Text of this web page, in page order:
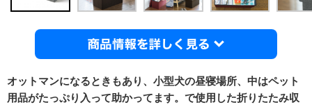
オットマンになるときもあり、小型犬の昼寝場所、中はペット
用品がたっぷり入って助かってます。で使用した折りたたみ収